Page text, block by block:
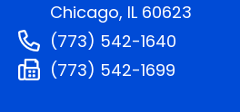
Chicago, IL 60623
(773) 542-1640
(773) 542-1699